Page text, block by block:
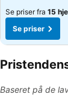
Se priser fra 15
Se priser
Baseret på de